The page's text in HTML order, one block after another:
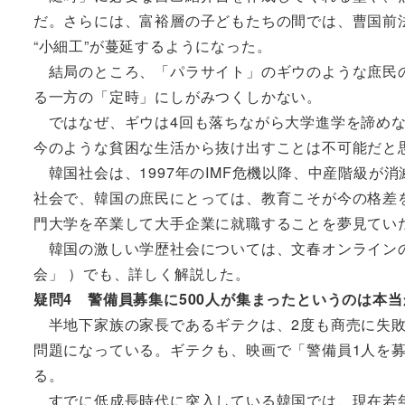
だ。さらには、富裕層の子どもたちの間では、曹国
“小細工”が蔓延するようになった。
結局のところ、「パラサイト」のギウのような庶
る一方の「定時」にしがみつくしかない。
ではなぜ、ギウは4回も落ちながら大学進学を諦め
今のような貧困な生活から抜け出すことは不可能だ
韓国社会は、1997年のIMF危機以降、中産階級が
社会で、韓国の庶民にとっては、教育こそが今の格
門大学を卒業して大手企業に就職することを夢見てい
韓国の激しい学歴社会については、文春オンライ
会」 ）でも、詳しく解説した。
疑問4 警備員募集に500人が集まったというのは本
半地下家族の家長であるギテクは、2度も商売に失
問題になっている。ギテクも、映画で「警備員1人を
る。
すでに低成長時代に突入している韓国では、現在